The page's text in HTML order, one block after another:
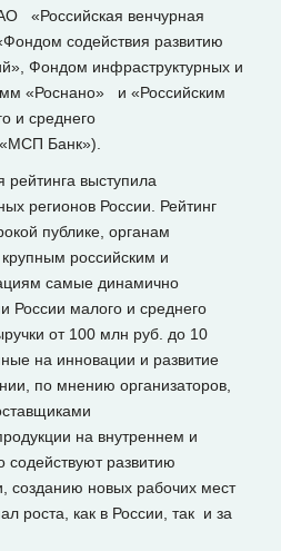
«Российская венчурная
содействия развитию
Фондом инфраструктурных и
«Роснано» и «Российским
и среднего
Банк»).
выступила
регионов России. Рейтинг
публике, органам
крупным российским и
самые динамично
России малого и среднего
от 100 млн руб. до 10
на инновации и развитие
по мнению организаторов,
на внутреннем и
содействуют развитию
созданию новых рабочих мест
роста, как в России, так и за